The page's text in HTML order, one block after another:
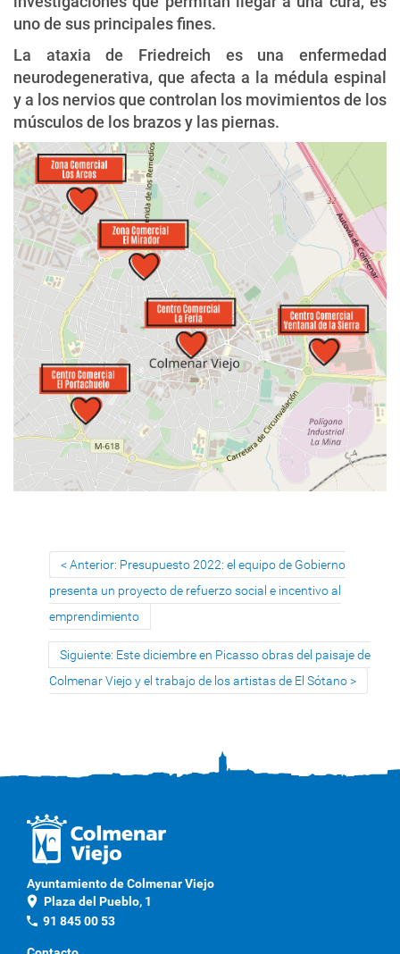
uno de sus principales fines.
La ataxia de Friedreich es una enfermedad
neurodegenerativa, que afecta a la médula espinal
y a los nervios que controlan los movimientos de los
músculos de los brazos y las piernas.
Anterior: Presupuesto 2022: el equipo de Gobierno
presenta un proyecto de refuerzo social e incentivo al
emprendimiento
Siguiente: Este diciembre en Picasso obras del paisaje de
Colmenar Viejo y el trabajo de los artistas de El Sótano
Ayuntamiento de Colmenar Viejo
location_on Plaza del Pueblo, 1
phone 91 845 00 53